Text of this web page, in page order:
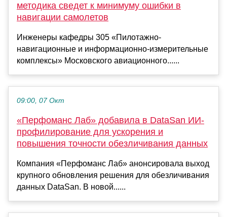
методика сведет к минимуму ошибки в
навигации самолетов
Инженеры кафедры 305 «Пилотажно-
навигационные и информационно-измерительные
комплексы» Московского авиационного......
09:00, 07 Окт
«Перфоманс Лаб» добавила в DataSan ИИ-
профилирование для ускорения и
повышения точности обезличивания данных
Компания «Перфоманс Лаб» анонсировала выход
крупного обновления решения для обезличивания
данных DataSan. В новой......